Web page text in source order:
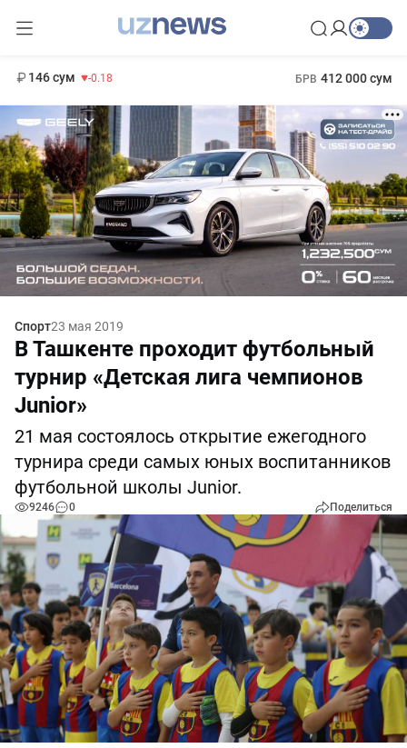
146 сум -0.18 БРВ 412 000 сум
Спорт23 мая 2019
В Ташкенте проходит футбольный
турнир «Детская лига чемпионов
Junior»
21 мая состоялось открытие ежегодного
турнира среди самых юных воспитанников
футбольной школы Junior.
9246 0 Поделиться